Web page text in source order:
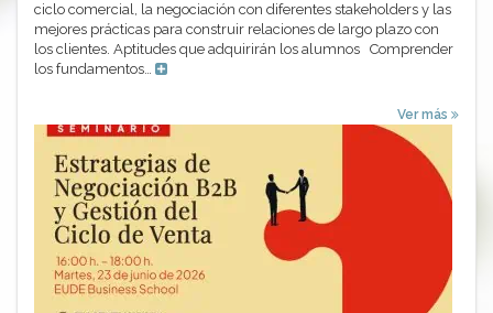
ciclo comercial, la negociación con diferentes stakeholders y las
mejores prácticas para construir relaciones de largo plazo con
los clientes. Aptitudes que adquirirán los alumnos Comprender
los fundamentos…
Ver más